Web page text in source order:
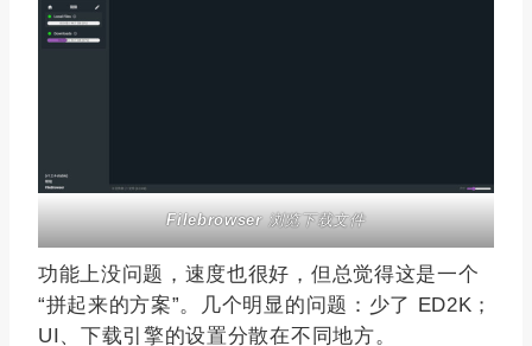
Filebrowser 浏览下载文件
功能上没问题，速度也很好，但总觉得这是一个
“拼起来的方案”。几个明显的问题：少了 ED2K；
UI、下载引擎的设置分散在不同地方。